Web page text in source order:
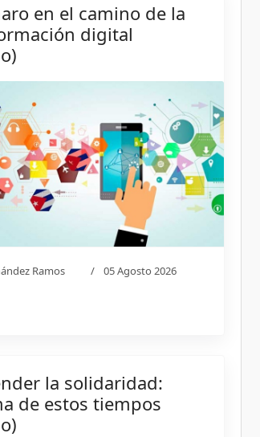
en el camino de la
digital
Ramos 05 Agosto 2026
la solidaridad:
de estos tiempos